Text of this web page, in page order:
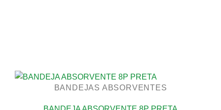
BANDEJAS ABSORVENTES